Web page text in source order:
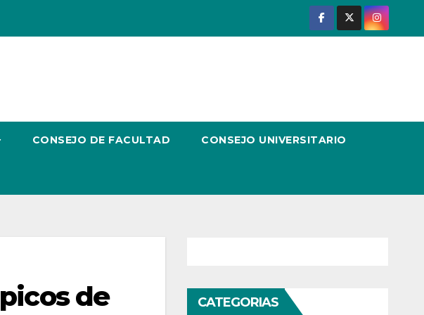
CONSEJO DE FACULTAD CONSEJO UNIVERSITARIO
de
CATEGORIAS